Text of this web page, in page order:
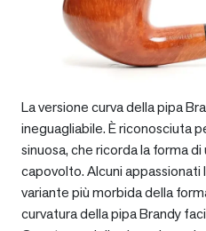
La versione curva della pipa
ineguagliabile. È riconosciuta
sinuosa, che ricorda la forma
capovolto. Alcuni appassionati
variante più morbida della
curvatura della pipa Brandy